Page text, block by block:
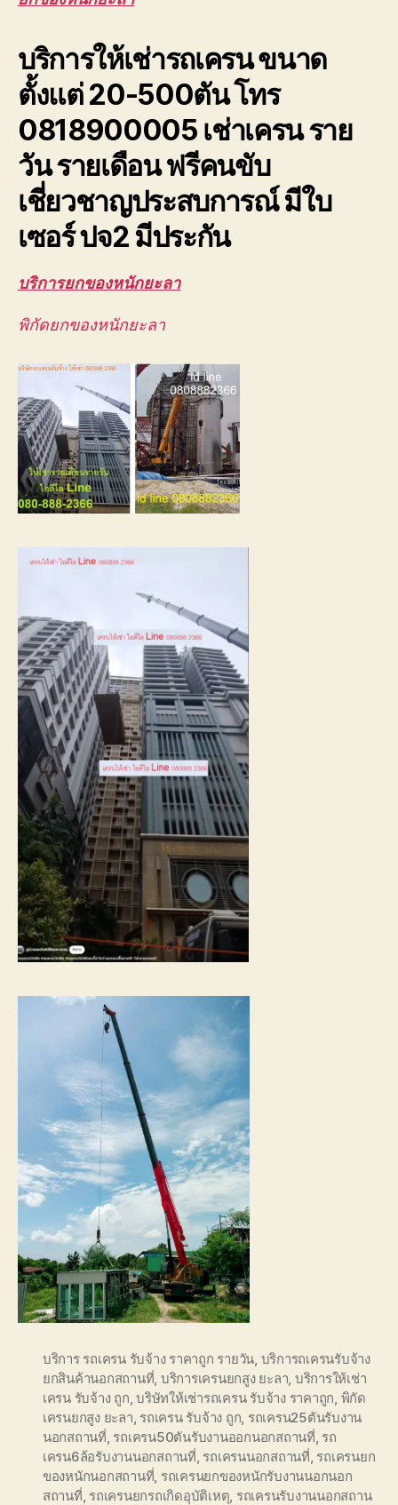
ของ
หนัก
ขึ้น
ดาดฟ้า
ตึก
สูง
ยก
ส่ง
บริการให้เช่ารถเครน ขนาด
ตั้งแต่ 20-500ตัน โทร
0818900005 เช่าเครน ราย
วัน รายเดือน ฟรีคนขับ
เชี่ยวชาญประสบการณ์ มีใบ
เซอร์ ปจ2 มีประกัน
บริการยกของหนักยะลา
พิกัดยกของหนักยะลา
บริการ รถเครน รับจ้าง ราคาถูก รายวัน, บริการถเครนรับจ้าง
ยกสินค้านอกสถานที่, บริการเครนยกสูง ยะลา, บริการให้เช่า
เครน รับจ้าง ถูก,บริษัทให้เช่ารถเครน รับจ้าง ราคาถูก, พิกัด
เครนยกสูง ยะลา, รถเครน รับจ้าง ถูก, รถเครน25ตันรับงาน
นอกสถานที่, รถเครน50ตันรับงานออกนอกสถานที่, รถ
เครน6ล้อรับงานนอกสถานที่, รถเครนนอกสถานที่, รถเครนยก
ของหนักนอกสถานที่, รถเครนยกของหนักรับงานนอกนอก
สถานที่, รถเครนยกรถเกิดอุบัติเหตุ, รถเครนรับงานนอกสถาน